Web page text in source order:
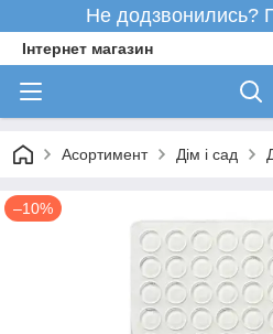
Не додзвонились?
Інтернет магазин
Асортимент Дім і сад
–10%